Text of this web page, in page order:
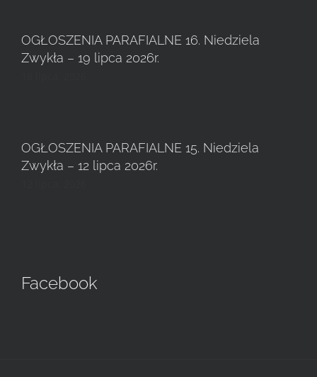
OGŁOSZENIA PARAFIALNE 16. Niedziela
Zwykła – 19 lipca 2026r.
OGŁOSZENIA PARAFIALNE 15. Niedziela
Zwykła – 12 lipca 2026r.
Facebook